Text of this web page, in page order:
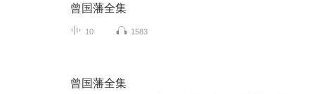
曾国藩全集
10 1583
曾国藩全集